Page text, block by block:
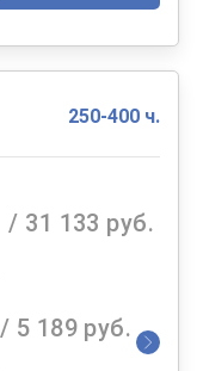
250-400 ч.
/ 31 133 руб.
/ 5 189 руб.